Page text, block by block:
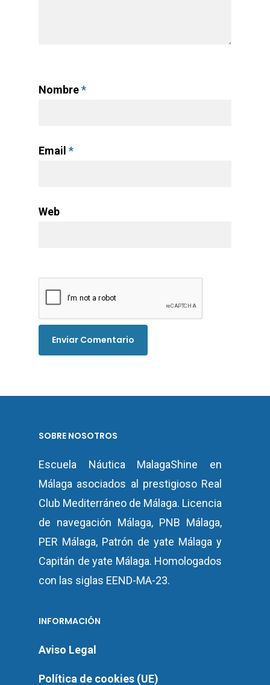
Nombre*
Email *
Web
SOBRE NOSOTROS
Escuela Náutica MalagaShine en
Málaga asociados al prestigioso Real
Club Mediterráneo de Málaga. Licencia
de navegación Málaga, PNB Málaga,
PER Málaga, Patrón de yate Málaga y
Capitán de yate Málaga. Homologados
con las siglas EEND-MA-23.
INFORMACIÓN
Aviso Legal
Política de cookies (UE)